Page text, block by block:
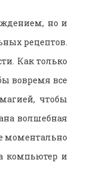
но и
рецептов.
Как только
вовремя все
чтобы
волшебная
моментально
компьютер и